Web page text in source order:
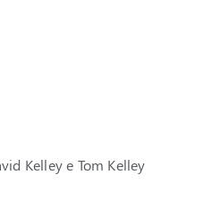
Kelley e Tom Kelley